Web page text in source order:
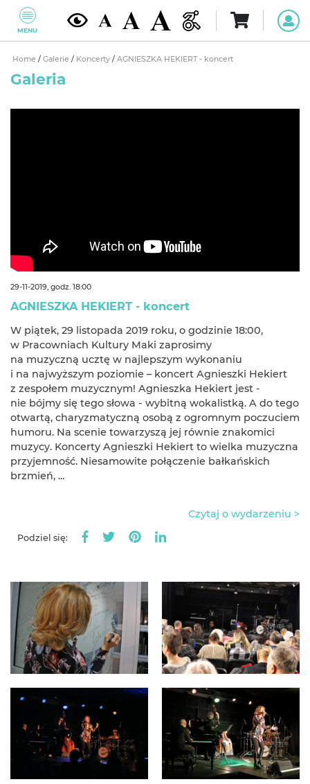
MENU
Home / Galerie / Koncerty / AGNIESZKA HEKIERT - koncert
Galeria
29-11-2019, godz. 18:00
AGNIESZKA HEKIERT - koncert
W piątek, 29 listopada 2019 roku, o godzinie 18:00,
w Pracowniach Kultury Maki zaprosimy
na muzyczną ucztę w najlepszym wykonaniu
i na najwyższym poziomie – koncert Agnieszki Hekiert
z zespołem muzycznym! Agnieszka Hekiert jest -
nie bójmy się tego słowa - wybitną wokalistką. A do tego
otwartą, charyzmatyczną osobą z ogromnym poczuciem
humoru. Na scenie towarzyszą jej równie znakomici
muzycy.​ Koncerty Agnieszki Hekiert to wielka muzyczna
przyjemność. Niesamowite połączenie bałkańskich
brzmień, ...
Czytaj o wydarzeniu >
Podziel się: